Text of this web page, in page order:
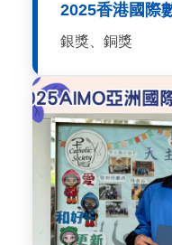
2025香港國際
銀獎、銅獎